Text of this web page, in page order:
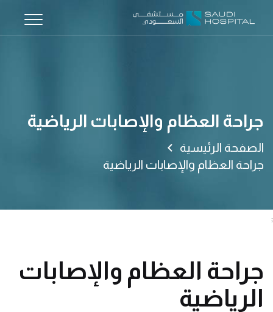
جراحة العظام والإصابات الرياضية
الصفحة الرئيسية
جراحة العظام والإصابات الرياضية
;
جراحة العظام والإصابات
الرياضية